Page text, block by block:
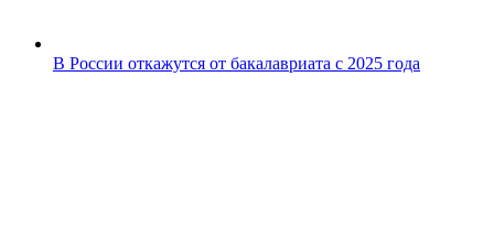
В России откажутся от бакалавриата с 2025 года